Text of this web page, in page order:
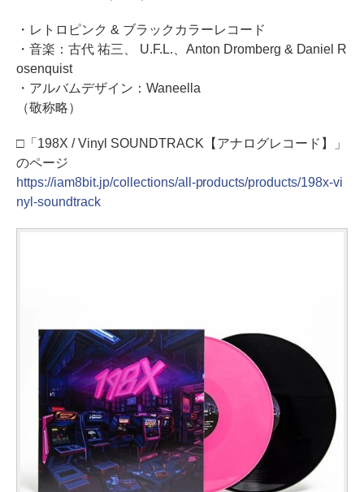
・レトロピンク & ブラックカラーレコード
・音楽：古代 祐三、 U.F.L.、Anton Dromberg & Daniel R
osenquist
・アルバムデザイン：Waneella
（敬称略）
□「198X / Vinyl SOUNDTRACK【アナログレコード】」
のページ
https://iam8bit.jp/collections/all-products/products/198x-vi
nyl-soundtrack